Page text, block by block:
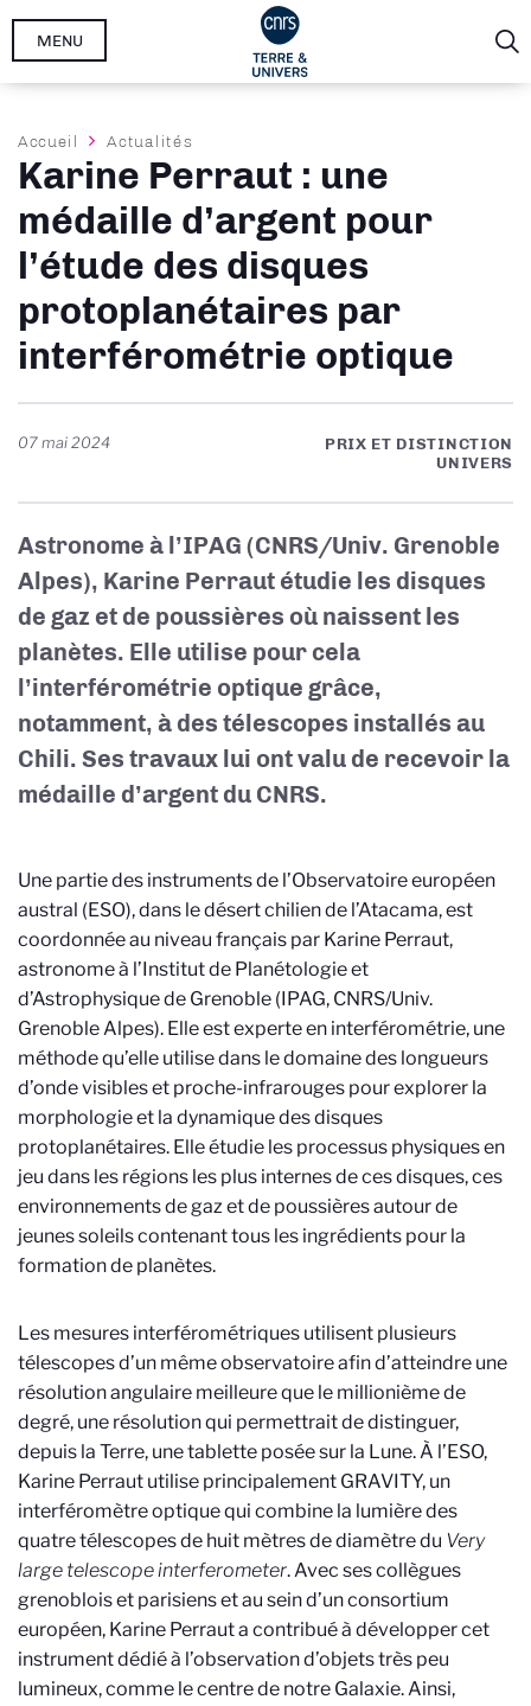
Aller
MENU
Fil
d'Ariane
Accueil Actualités
Karine Perraut : une
médaille d’argent pour
l’étude des disques
protoplanétaires par
interférométrie optique
07 mai 2024
PRIX ET DISTINCTION
UNIVERS
Astronome à l’IPAG (CNRS/Univ. Grenoble
Alpes), Karine Perraut étudie les disques
de gaz et de poussières où naissent les
planètes. Elle utilise pour cela
l’interférométrie optique grâce,
notamment, à des télescopes installés au
Chili. Ses travaux lui ont valu de recevoir la
médaille d’argent du CNRS.
Une partie des instruments de l’Observatoire européen
austral (ESO), dans le désert chilien de l’Atacama, est
coordonnée au niveau français par Karine Perraut,
astronome à l’Institut de Planétologie et
d’Astrophysique de Grenoble (IPAG, CNRS/Univ.
Grenoble Alpes). Elle est experte en interférométrie, une
méthode qu’elle utilise dans le domaine des longueurs
d’onde visibles et proche-infrarouges pour explorer la
morphologie et la dynamique des disques
protoplanétaires. Elle étudie les processus physiques en
jeu dans les régions les plus internes de ces disques, ces
environnements de gaz et de poussières autour de
jeunes soleils contenant tous les ingrédients pour la
formation de planètes.
Les mesures interférométriques utilisent plusieurs
télescopes d’un même observatoire afin d’atteindre une
résolution angulaire meilleure que le millionième de
degré, une résolution qui permettrait de distinguer,
depuis la Terre, une tablette posée sur la Lune. À l’ESO,
Karine Perraut utilise principalement GRAVITY, un
interféromètre optique qui combine la lumière des
quatre télescopes de huit mètres de diamètre du Very
large telescope interferometer. Avec ses collègues
grenoblois et parisiens et au sein d’un consortium
européen, Karine Perraut a contribué à développer cet
instrument dédié à l’observation d’objets très peu
lumineux, comme le centre de notre Galaxie. Ainsi,